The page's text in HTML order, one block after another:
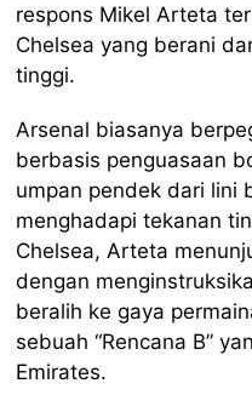
respons Mikel Arteta
Chelsea yang berani
tinggi.
Arsenal biasanya
berbasis penguasaan
umpan pendek dari lini
menghadapi tekanan
Chelsea, Arteta
dengan
beralih ke gaya
sebuah “Rencana B”
Emirates.